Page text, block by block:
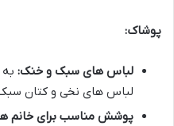
پوشاک:
لباس های سبک و خنک:
لباس های نخی و کتان
پوشش مناسب برای خانم